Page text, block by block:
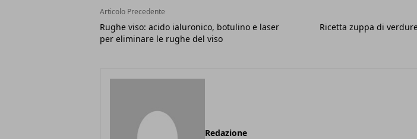
Articolo Precedente
Rughe viso: acido ialuronico, botulino e laser
per eliminare le rughe del viso
Ricetta zuppa di
Redazione